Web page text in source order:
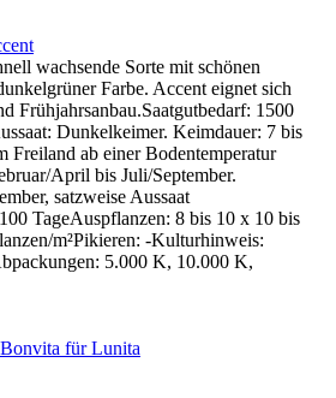
wachsende Sorte mit schönen
Farbe. Accent eignet sich
Frühjahrsanbau.Saatgutbedarf: 1500
Dunkelkeimer. Keimdauer: 7 bis
Freiland ab einer Bodentemperatur
April bis Juli/September.
satzweise Aussaat
TageAuspflanzen: 8 bis 10 x 10 bis
m²Pikieren: -Kulturhinweis:
5.000 K, 10.000 K,